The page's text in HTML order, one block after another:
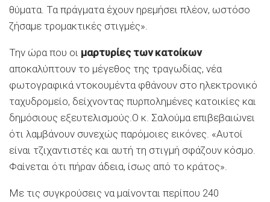
θύματα. Τα πράγματα έχουν ηρεμήσει πλέον, ωστόσο
ζήσαμε τρομακτικές στιγμές».
Την ώρα που οι μαρτυρίες των κατοίκων
αποκαλύπτουν το μέγεθος της τραγωδίας, νέα
φωτογραφικά ντοκουμέντα φθάνουν στο ηλεκτρονικό
ταχυδρομείο, δείχνοντας πυρπολημένες κατοικίες και
δημόσιους εξευτελισμούς.Ο κ. Σαλούμα επιβεβαιώνει
ότι λαμβάνουν συνεχώς παρόμοιες εικόνες. «Αυτοί
είναι τζιχαντιστές και αυτή τη στιγμή σφάζουν κόσμο.
Φαίνεται ότι πήραν άδεια, ίσως από το κράτος».
Με τις συγκρούσεις να μαίνονται περίπου 240